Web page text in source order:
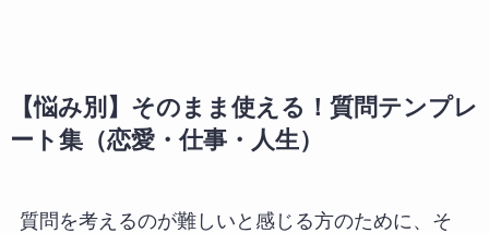
【悩み別】そのまま使える！質問テンプレ
ート集（恋愛・仕事・人生）
質問を考えるのが難しいと感じる方のために、そ